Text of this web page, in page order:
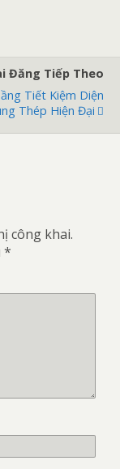
Đăng Tiếp Theo
Tiết Kiệm Diện
Thép Hiện Đại
công khai.
*